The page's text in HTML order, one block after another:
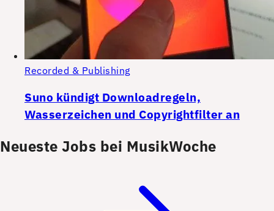
Recorded & Publishing
Suno kündigt Downloadregeln,
Wasserzeichen und Copyrightfilter an
Neueste Jobs bei MusikWoche